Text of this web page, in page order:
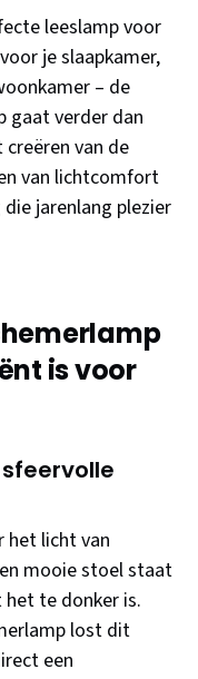
leeslamp voor
je slaapkamer,
– de
gaat verder dan
van de
van lichtcomfort
jarenlang plezier
is voor
het licht van
mooie stoel staat
te donker is.
lost dit
een